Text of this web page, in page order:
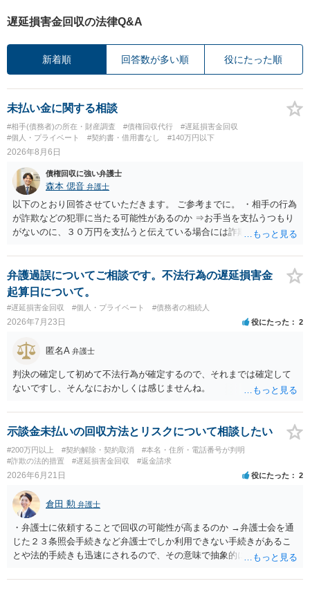
遅延損害金回収の法律Q&A
新着順 回答数が多い順 役にたった順
未払い金に関する相談
#相手(債務者)の所在・財産調査 #債権回収代行
#遅延損害金回収
#個人・プライベート
#契約書・借用書なし #140万円以下
2026年8月6日
債権回収に強い弁護士
森本 偲音 弁護士
以下のとおり回答させていただきます。 ご参考までに。 ・相手の行為
が詐欺などの犯罪に当たる可能性があるのか ⇒お手当を支払うつもり
がないのに、３０万円を支払うと伝えている場合には詐欺罪に該当す
段が取れるのか ⇒契約に基づく履行請求として３０万円を請求するこ
とが考えられますが、 パパ活の契約は、売春防止法に抵触する契約
であるため、公序良俗に反する契約として 民法上無効（民法９０
条）となるため、相手方に請求できない可能性が高いです。 ・相手の
氏名や住所が分からない状態でも対応可能なのか ⇒訴訟等の裁判上の
手続を利用する場合には、原則として相手方の住所・氏名を把握して
いる必要があります。
弁護過誤についてご相談です。不法行為の遅延損害金
起算日について。
#遅延損害金回収 #個人・プライベート #債務者の相続人
2026年7月23日 役にたった 2
匿名A 弁護士
判決の確定して初めて不法行為が確定するので、それまでは確定して
ないですし、そんなにおかしくは感じませんね。
示談金未払いの回収方法とリスクについて相談したい
#200万円以上 #契約解除・契約取消
#本名・住所・電話番号が判明
#詐欺の法的措置
#遅延損害金回収 #返金請求
2026年6月21日 役にたった 2
倉田 勲 弁護士
・弁護士に依頼することで回収の可能性が高まるのか →弁護士会を通
じた２３条照会手続きなど弁護士でしか利用できない手続きがあるこ
とや法的手続きも迅速にされるので、その意味で抽象的にはご本人が
があるのか →裁判や強制執行手続きなどは書類や手続きを踏めば本人